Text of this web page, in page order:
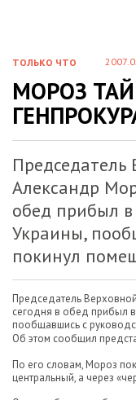
ТОЛЬКО ЧТО
МОРОЗ
Александр
обед прибыл в
Украины,
покинул
Председатель
сегодня в обед прибыл
пообщавшись с
Об этом сообщил
По его словам, Мороз
центральный, а через